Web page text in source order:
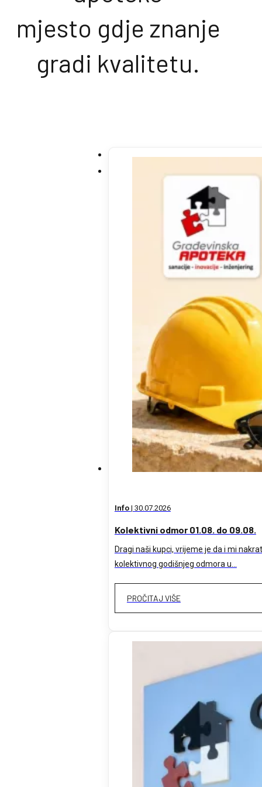
mjesto gdje znanje
gradi kvalitetu.
Info| 30.07.2026
Kolektivni odmor 01.08. do 09.08.
Dragi naši kupci, vrijeme je da i mi
kolektivnog godišnjeg odmora u…
PROČITAJ VIŠE